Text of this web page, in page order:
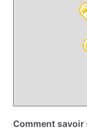
Comment savoir